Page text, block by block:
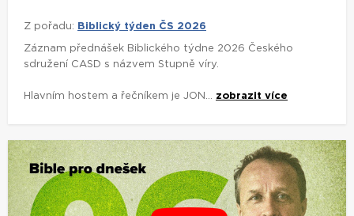
Z pořadu: Biblický týden ČS 2026
Záznam přednášek Biblického týdne 2026 Českého
sdružení CASD s názvem Stupně víry.
Hlavním hostem a řečníkem je JON... zobrazit více